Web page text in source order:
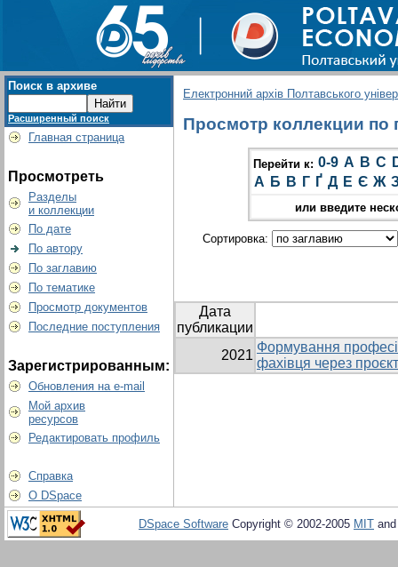
Поиск в архиве
Расширенный поиск
Главная страница
Просмотреть
Разделы
и коллекции
По дате
По автору
По заглавию
По тематике
Просмотр документов
Последние поступления
Зарегистрированным:
Обновления на e-mail
Мой архив
ресурсов
Редактировать профиль
Справка
О DSpace
Електронний архів Полтавського
Просмотр коллекции по
Перейти к: 0-9 A B C
А Б В Г Ґ Д Е Є Ж
или введите
Сортировка:
Дата
публикации
2021
Формування
фахiвця через
DSpace Software Copyright © 2002-2005 MIT